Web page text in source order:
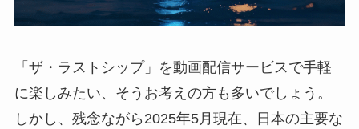
「ザ・ラストシップ」を動画配信サービスで手軽
に楽しみたい、そうお考えの方も多いでしょう。
しかし、残念ながら2025年5月現在、日本の主要な